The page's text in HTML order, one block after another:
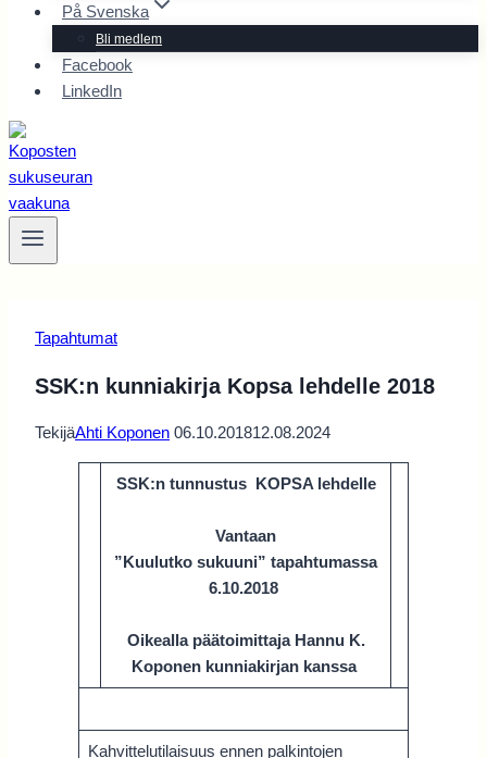
På Svenska
Bli medlem
Facebook
LinkedIn
Tapahtumat
SSK:n kunniakirja Kopsa lehdelle 2018
TekijäAhti Koponen 06.10.201812.08.2024
SSK:n tunnustus KOPSA lehdelle
Vantaan
”Kuulutko sukuuni” tapahtumassa
6.10.2018
Oikealla päätoimittaja Hannu K.
Koponen kunniakirjan kanssa
Kahvittelutilaisuus ennen palkintojen